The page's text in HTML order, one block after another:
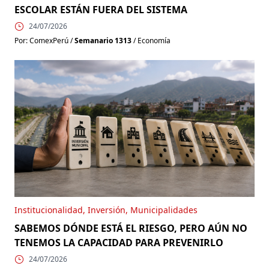
🚨 EJECUTIVO Y CONGRESO: ¿SERÁ POSIBLE
ESCOLAR ESTÁN FUERA DEL SISTEMA
24/07/2026
Por: ComexPerú /Semanario 1313/ Economía
Institucionalidad, Inversión, Municipalidades
SABEMOS DÓNDE ESTÁ EL RIESGO, PERO AÚN NO
TENEMOS LA CAPACIDAD PARA PREVENIRLO
24/07/2026